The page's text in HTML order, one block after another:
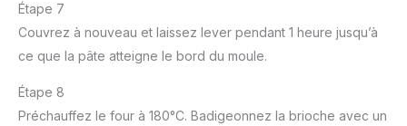
Étape 7
Couvrez à nouveau et laissez lever pendant 1 heure jusqu’à
ce que la pâte atteigne le bord du moule.
Étape 8
Préchauffez le four à 180°C. Badigeonnez la brioche avec un